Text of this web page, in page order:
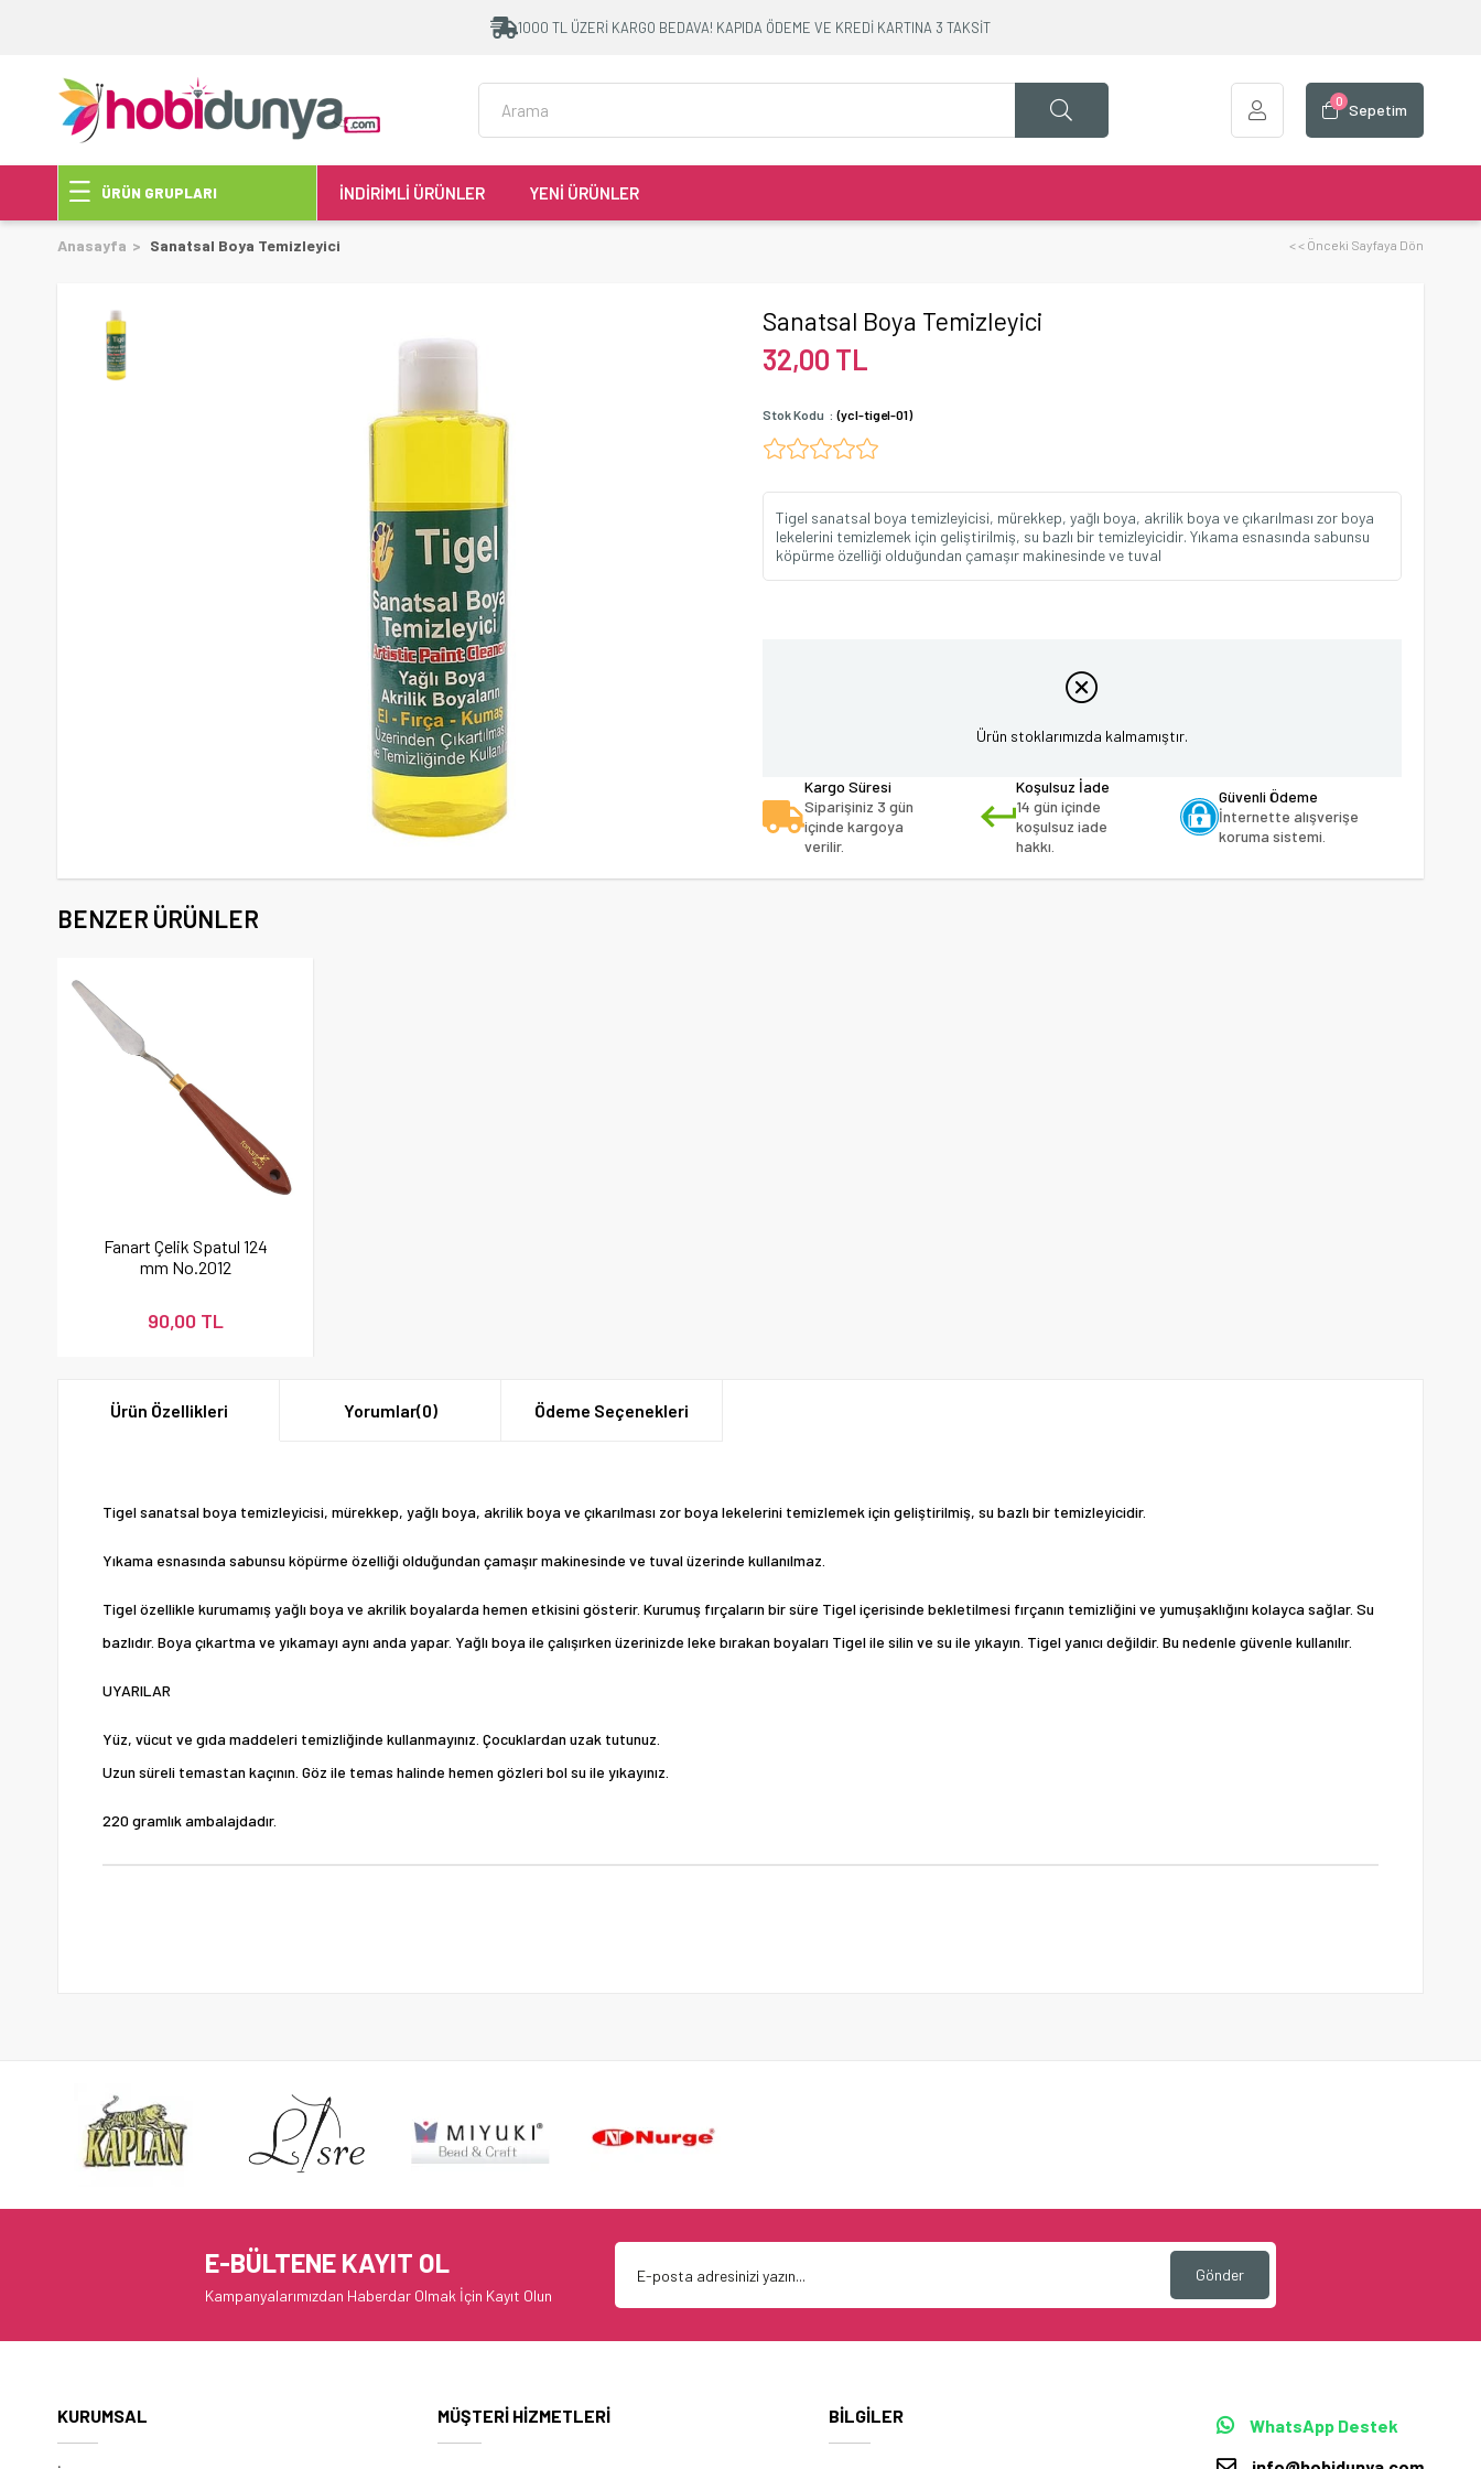
1000 TL ÜZERİ KARGO BEDAVA! KAPIDA ÖDEME VE KREDİ KARTINA 3 TAKSİT
Sepetim
0
ÜRÜN GRUPLARI İNDİRİMLİ ÜRÜNLER YENİ ÜRÜNLER
Anasayfa Sanatsal Boya Temizleyici < < Önceki Sayfaya Dön
Sanatsal Boya Temizleyici
32,00 TL
Stok Kodu (ycl-tigel-01)
Tigel sanatsal boya temizleyicisi, mürekkep, yağlı boya, akrilik boya ve çıkarılması zor boya
lekelerini temizlemek için geliştirilmiş, su bazlı bir temizleyicidir. Yıkama esnasında sabunsu
köpürme özelliği olduğundan çamaşır makinesinde ve tuval
Ürün stoklarımızda kalmamıştır.
Kargo Süresi
Siparişiniz 3 gün
içinde kargoya
verilir.
Koşulsuz İade
14 gün içinde
koşulsuz iade
hakkı.
Güvenli Ödeme
İnternette alışverişe
koruma sistemi.
BENZER ÜRÜNLER
Fanart Çelik Spatul 124
mm No.2012
90,00 TL
Ürün Özellikleri Yorumlar(0) Ödeme Seçenekleri
Tigel sanatsal boya temizleyicisi, mürekkep, yağlı boya, akrilik boya ve çıkarılması zor boya lekelerini temizlemek için geliştirilmiş, su bazlı bir temizleyicidir.
Yıkama esnasında sabunsu köpürme özelliği olduğundan çamaşır makinesinde ve tuval üzerinde kullanılmaz.
Tigel özellikle kurumamış yağlı boya ve akrilik boyalarda hemen etkisini gösterir. Kurumuş fırçaların bir süre Tigel içerisinde bekletilmesi fırçanın temizliğini ve yumuşaklığını kolayca sağlar. Su
bazlıdır. Boya çıkartma ve yıkamayı aynı anda yapar. Yağlı boya ile çalışırken üzerinizde leke bırakan boyaları Tigel ile silin ve su ile yıkayın. Tigel yanıcı değildir. Bu nedenle güvenle kullanılır.
UYARILAR
Yüz, vücut ve gıda maddeleri temizliğinde kullanmayınız. Çocuklardan uzak tutunuz.
Uzun süreli temastan kaçının. Göz ile temas halinde hemen gözleri bol su ile yıkayınız.
220 gramlık ambalajdadır.
E-BÜLTENE KAYIT OL
Kampanyalarımızdan Haberdar Olmak İçin Kayıt Olun
Gönder
KURUMSAL MÜŞTERİ HİZMETLERİ BİLGİLER
WhatsApp Destek